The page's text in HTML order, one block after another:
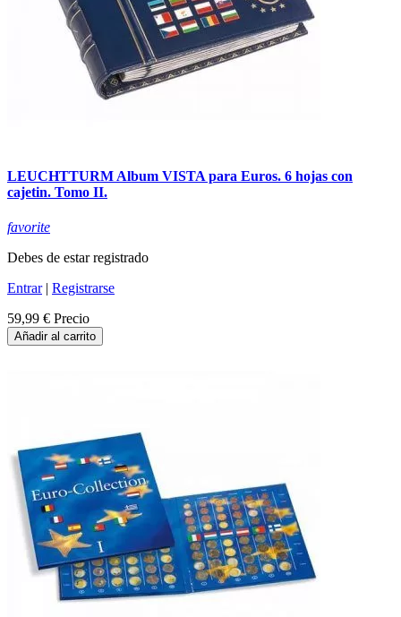
LEUCHTTURM Album VISTA para Euros. 6 hojas con
cajetin. Tomo II.
favorite
Debes de estar registrado
Entrar| Registrarse
59,99 € Precio
Añadir al carrito